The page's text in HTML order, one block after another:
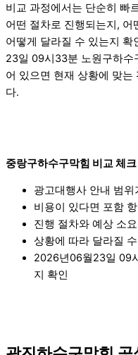
비교 과정에서는 단순히 빠
어떤 절차로 진행되는지, 어
어떻게 달라질 수 있는지
23일 09시33분 노원구하수
어 있으면 현재 상황에 맞는
다.
중랑구하수구막힘 비교 체
광고대행사 안내 범
비용이 있다면 포함
진행 절차와 예상 소
상황에 따라 달라질
2026년06월23일 09
지 확인